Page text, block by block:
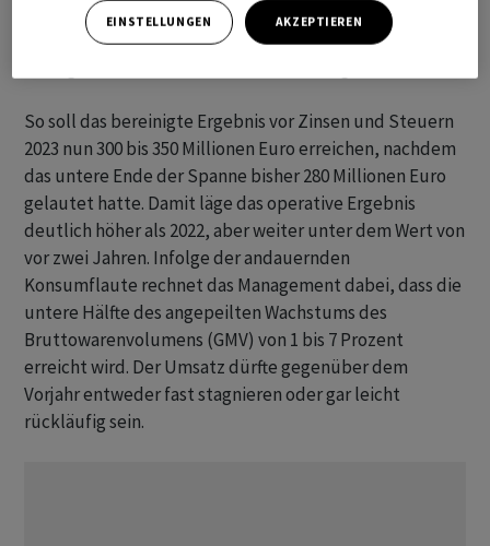
Die Konzernführung blickt nun etwas optimistischer auf
die operative Gewinnentwicklung im Gesamtjahr,
So soll das bereinigte Ergebnis vor Zinsen und Steuern
2023 nun 300 bis 350 Millionen Euro erreichen, nachdem
das untere Ende der Spanne bisher 280 Millionen Euro
gelautet hatte. Damit läge das operative Ergebnis
deutlich höher als 2022, aber weiter unter dem Wert von
vor zwei Jahren. Infolge der andauernden
Konsumflaute rechnet das Management dabei, dass die
untere Hälfte des angepeilten Wachstums des
Bruttowarenvolumens (GMV) von 1 bis 7 Prozent
erreicht wird. Der Umsatz dürfte gegenüber dem
Vorjahr entweder fast stagnieren oder gar leicht
rückläufig sein.
EINSTELLUNGEN AKZEPTIEREN